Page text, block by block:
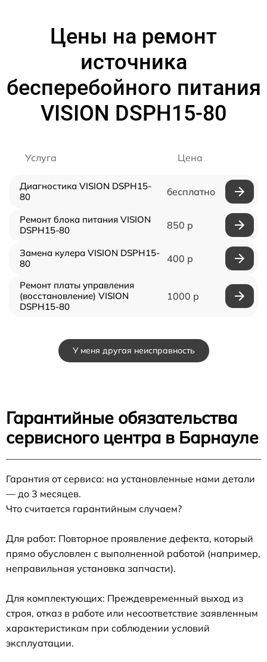
Цены на ремонт
источника
бесперебойного питания
VISION DSPH15-80
Услуга Цена
Диагностика VISION DSPH15-
80
бесплатно
Ремонт блока питания VISION
DSPH15-80
850 р
Замена кулера VISION DSPH15-
80
400 р
Ремонт платы управления
(восстановление) VISION
DSPH15-80
1000 р
У меня другая неисправность
Гарантийные обязательства
сервисного центра в Барнауле
Гарантия от сервиса: на установленные нами детали
— до 3 месяцев.
Что считается гарантийным случаем?
Для работ: Повторное проявление дефекта, который
прямо обусловлен с выполненной работой (например,
неправильная установка запчасти).
Для комплектующих: Преждевременный выход из
строя, отказ в работе или несоответствие заявленным
характеристикам при соблюдении условий
эксплуатации.